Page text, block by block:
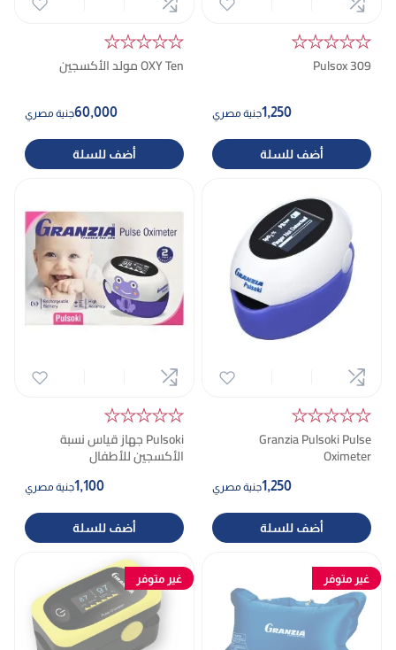
★★★★★
Pulsox 309
جنية مصري1,250
أضف للسلة
★★★★★
OXY Ten مولد الأكسجين
جنية مصري60,000
أضف للسلة
★★★★★
Granzia Pulsoki Pulse
Oximeter
جنية مصري1,250
أضف للسلة
★★★★★
Pulsoki جهاز قياس نسبة
الأكسجين للأطفال
جنية مصري1,100
أضف للسلة
غير متوفر غير متوفر